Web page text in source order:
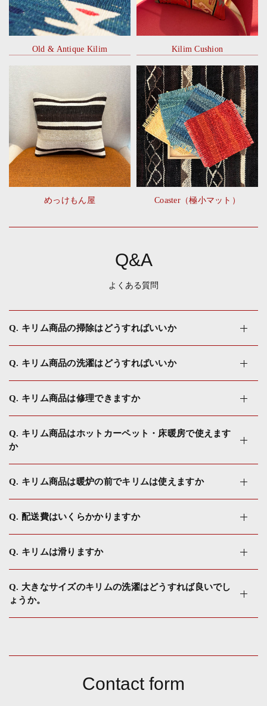
Old & Antique Kilim Kilim Cushion
めっけもん屋 Coaster（極小マット）
Q&A
よくある質問
Q. キリム商品の掃除はどうすればいいか
Q. キリム商品の洗濯はどうすればいいか
Q. キリム商品は修理できますか
Q. キリム商品はホットカーペット・床暖房で使えます
か
Q. キリム商品は暖炉の前でキリムは使えますか
Q. 配送費はいくらかかりますか
Q. キリムは滑りますか
Q. 大きなサイズのキリムの洗濯はどうすれば良いでし
ょうか。
Contact form